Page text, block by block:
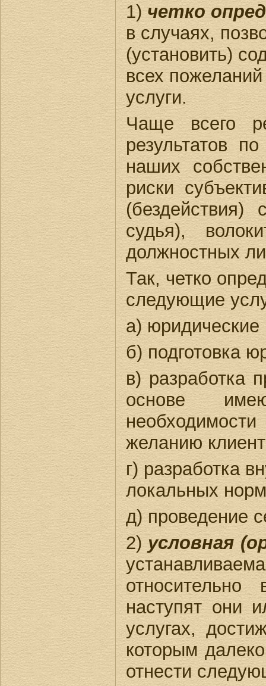
1)четко
в случаях,
(установить)
всех
услуги.
Чаще всего
результатов
наших
риски
(бездействия)
судья),
должностных
Так, четко
следующие
а) юридические
б) подготовка
в) разработка
основе
желанию
г) разработка
локальных
д) проведение
2)условная
относительно
наступят они
услугах,
которым
отнести